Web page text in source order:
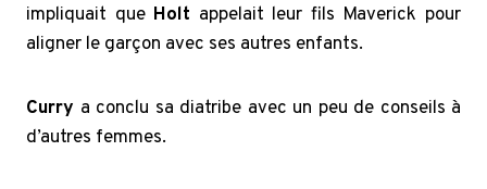
impliquait que Holt appelait leur fils Maverick pour
aligner le garçon avec ses autres enfants.
Curry a conclu sa diatribe avec un peu de conseils à
d’autres femmes.